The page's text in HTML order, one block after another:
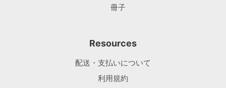
冊子
Resources
配送・支払いについて
利用規約